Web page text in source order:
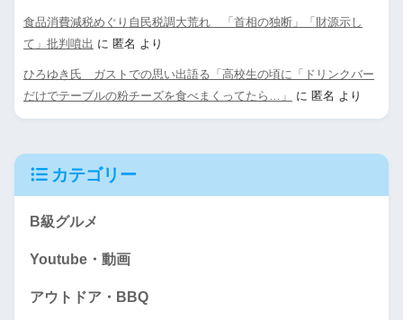
食品消費減税めぐり自民税調大荒れ 「首相の独断」「財源示し
て」批判噴出 に 匿名 より
ひろゆき氏 ガストでの思い出語る「高校生の頃に「ドリンクバー
だけでテーブルの粉チーズを食べまくってたら…」
に 匿名 より
カテゴリー
B級グルメ
Youtube・動画
アウトドア・BBQ